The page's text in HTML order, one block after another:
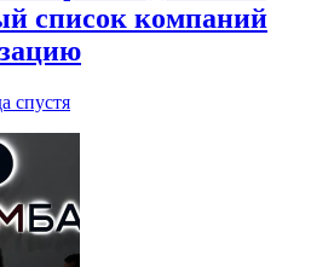
список компаний
спустя